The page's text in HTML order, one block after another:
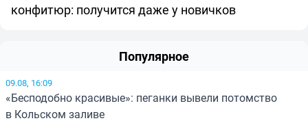
конфитюр: получится даже у новичков
Популярное
09.08, 16:09
«Бесподобно красивые»: пеганки вывели потомство
в Кольском заливе